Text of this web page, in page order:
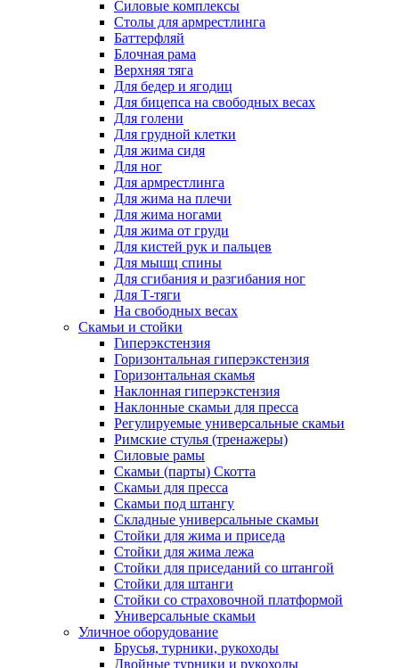
Силовые комплексы
Столы для армрестлинга
Баттерфляй
Блочная рама
Верхняя тяга
Для бедер и ягодиц
Для бицепса на свободных весах
Для голени
Для грудной клетки
Для жима сидя
Для ног
Для армрестлинга
Для жима на плечи
Для жима ногами
Для жима от груди
Для кистей рук и пальцев
Для мышц спины
Для сгибания и разгибания ног
Для Т-тяги
На свободных весах
Скамьи и стойки
Гиперэкстензия
Горизонтальная гиперэкстензия
Горизонтальная скамья
Наклонная гиперэкстензия
Наклонные скамьи для пресса
Регулируемые универсальные скамьи
Римские стулья (тренажеры)
Силовые рамы
Скамьи (парты) Скотта
Скамьи для пресса
Скамьи под штангу
Складные универсальные скамьи
Стойки для жима и приседа
Стойки для жима лежа
Стойки для приседаний со штангой
Стойки для штанги
Стойки со страховочной платформой
Универсальные скамьи
Уличное оборудование
Брусья, турники, рукоходы
Двойные турники и рукоходы